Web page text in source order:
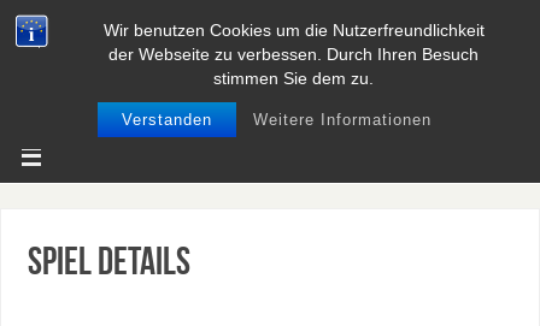
Wir benutzen Cookies um die Nutzerfreundlichkeit
der Webseite zu verbessen. Durch Ihren Besuch
stimmen Sie dem zu.
Verstanden Weitere Informationen
BASEBALL UND SOFTBALL IN
NIEDERSACHSEN
Spiel Details